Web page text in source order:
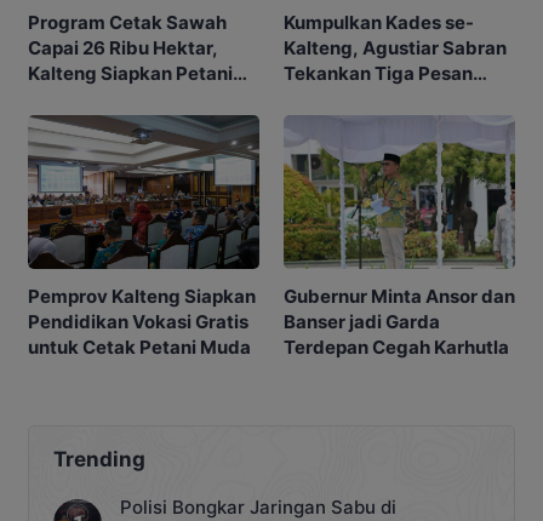
Program Cetak Sawah
Capai 26 Ribu Hektar,
Kalteng Siapkan Petani
Kumpulkan Kades se-
Kalteng, Agustiar Sabran
Tekankan Tiga Pesan
Pemprov Kalteng Siapkan
Pendidikan Vokasi Gratis
untuk Cetak Petani Muda
Gubernur Minta Ansor dan
Banser jadi Garda
Terdepan Cegah Karhutla
Trending
Polisi Bongkar Jaringan Sabu di